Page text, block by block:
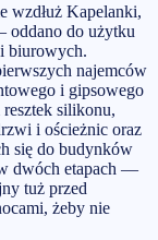
wzdłuż Kapelanki,
do użytku
biurowych.
najemców
i gipsowego
silikonu,
i ościeżnic oraz
się do budynków
dwóch etapach —
tuż przed
żeby nie